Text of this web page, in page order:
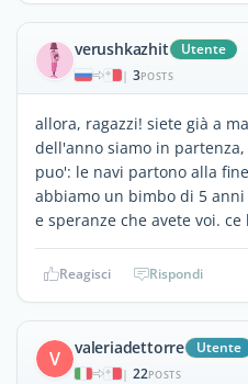
verushkazhit Utente
| 3POSTS
allora, ragazzi! siete già a
dell'anno siamo in
puo': le navi partono alla
abbiamo un bimbo di 5
e speranze che avete voi. ce
Reagisci Rispondi
V valeriadettorre Utente
| 22POSTS